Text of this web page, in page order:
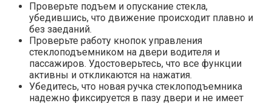
Проверьте подъем и опускание стекла,
убедившись, что движение происходит плавно и
без заеданий.
Проверьте работу кнопок управления
стеклоподъемником на двери водителя и
пассажиров. Удостоверьтесь, что все функции
активны и откликаются на нажатия.
Убедитесь, что новая ручка стеклоподъемника
надежно фиксируется в пазу двери и не имеет